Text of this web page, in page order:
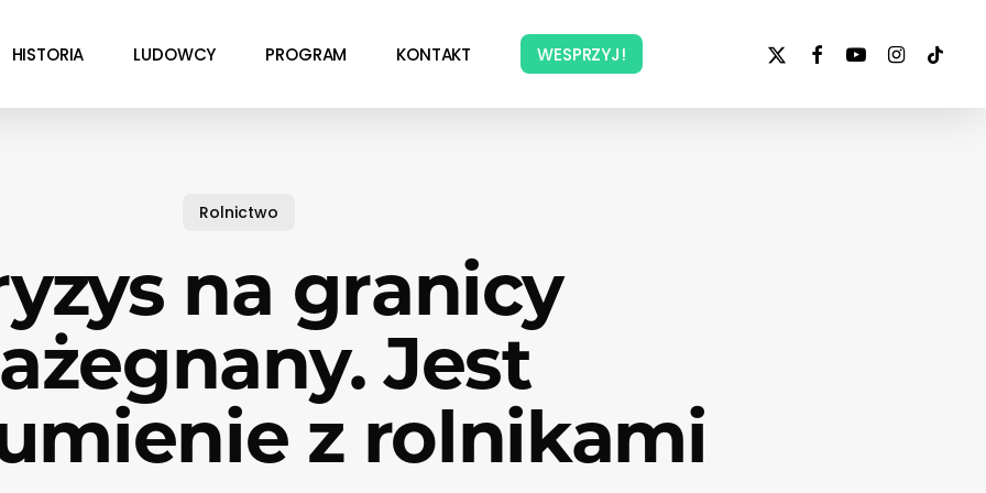
HISTORIA LUDOWCY PROGRAM KONTAKT WESPRZYJ!
x-
facebookyoutubeinstagram
tiktok
Rolnictwo
na granicy
Jest
z rolnikami